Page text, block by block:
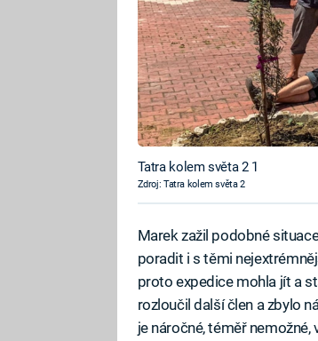
Tatra kolem světa 2 1
Zdroj: Tatra kolem světa 2
Marek zažil podobné
poradit i s těmi
proto expedice mohla jít a
rozloučil další člen a zbylo
je náročné, téměř